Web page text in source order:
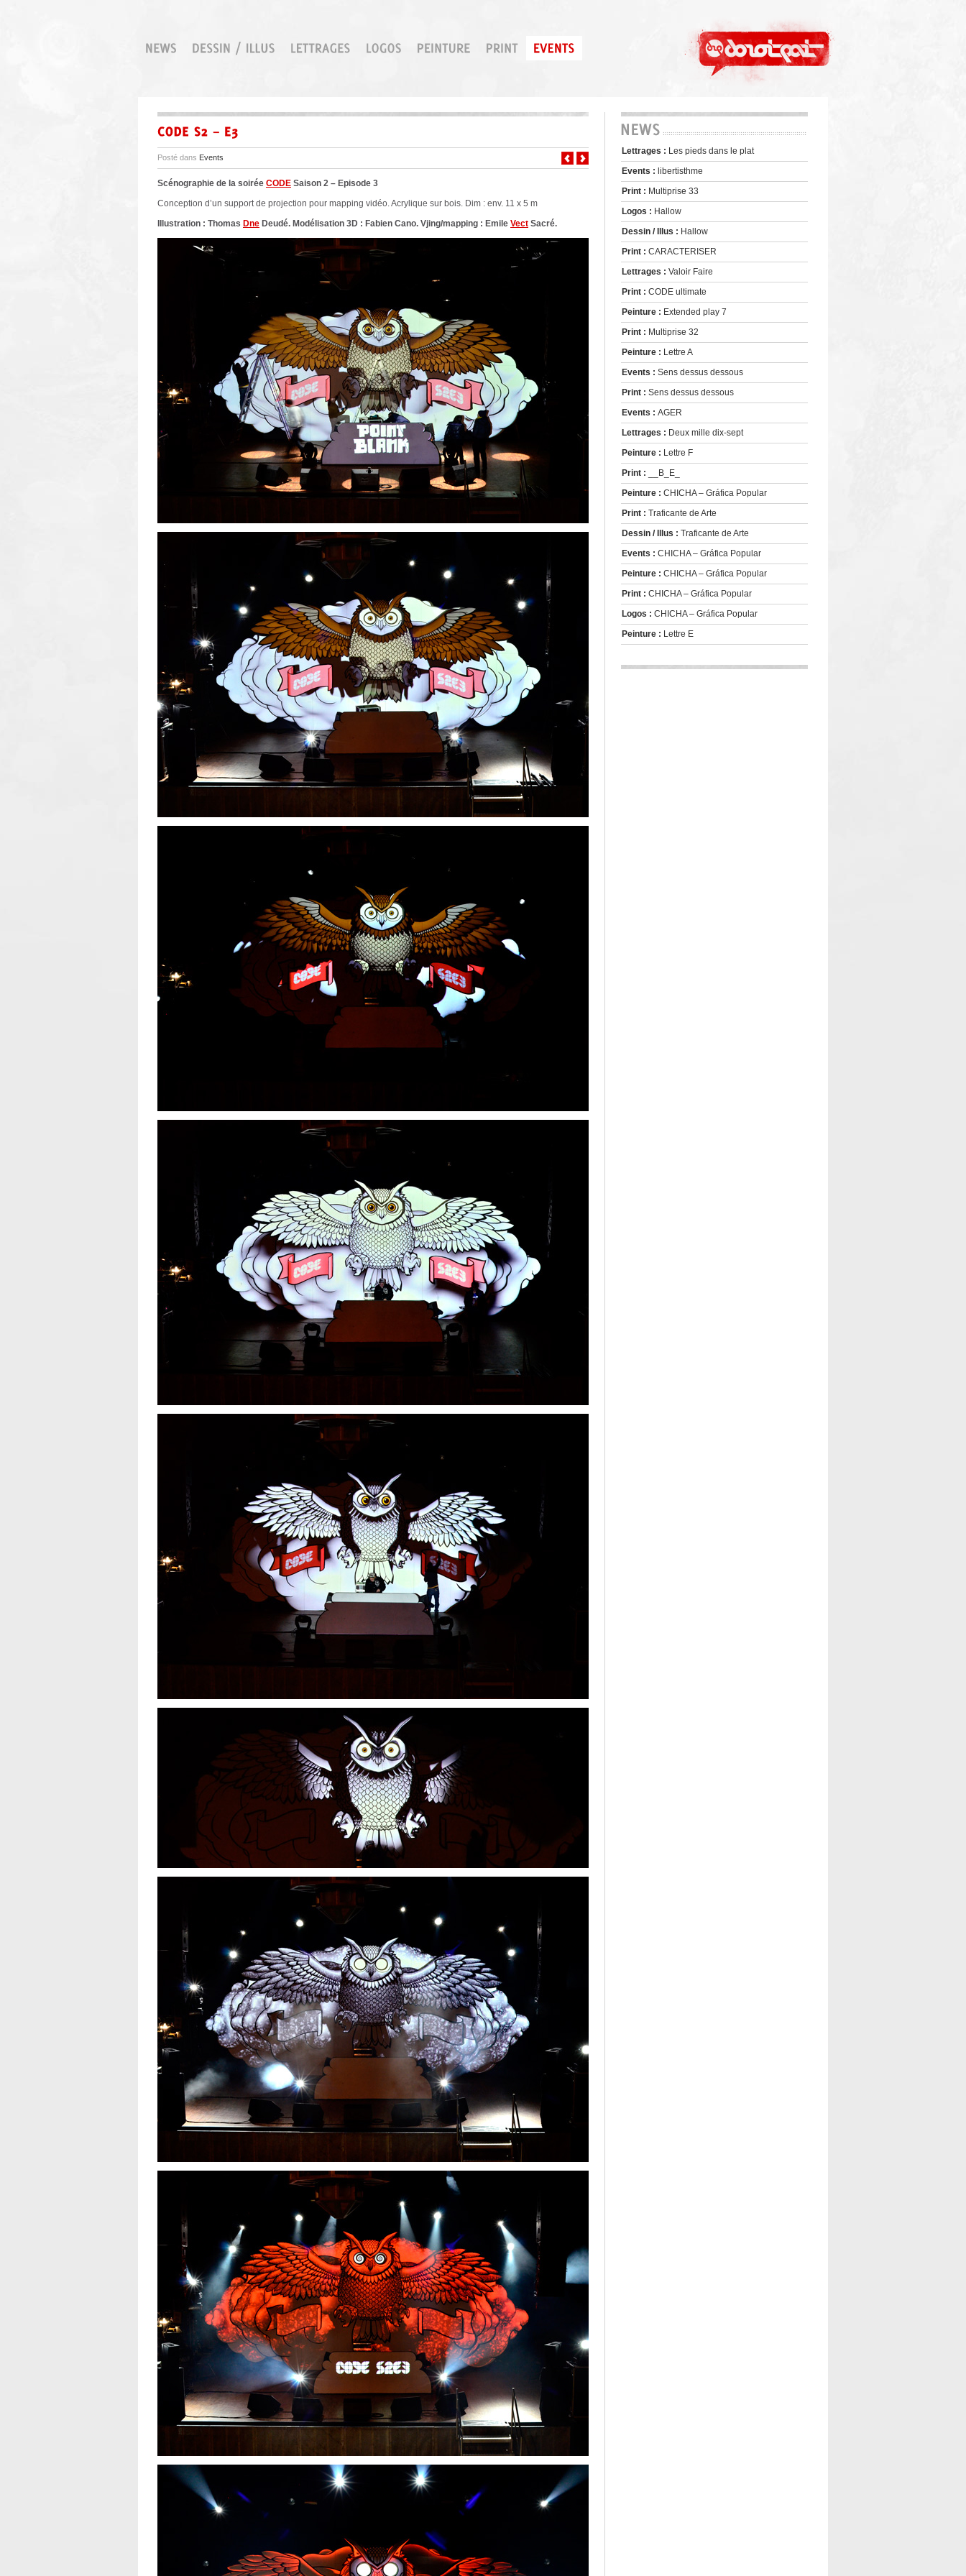
Posté dans Events
Scénographie de la soirée CODE Saison 2 – Episode 3
Conception d’un support de projection pour mapping vidéo. Acrylique sur bois. Dim : env. 11 x 5 m
Illustration : Thomas Dne Deudé. Modélisation 3D : Fabien Cano. Vjing/mapping : Emile Vect Sacré.
Lettrages : Les pieds dans le plat
Events : libertisthme
Print : Multiprise 33
Logos : Hallow
Dessin / Illus : Hallow
Print : CARACTERISER
Lettrages : Valoir Faire
Print : CODE ultimate
Peinture : Extended play 7
Print : Multiprise 32
Peinture : Lettre A
Events : Sens dessus dessous
Print : Sens dessus dessous
Events : AGER
Lettrages : Deux mille dix-sept
Peinture : Lettre F
Print :
__B_E_
Peinture : CHICHA – Gráfica Popular
Print : Traficante de Arte
Dessin / Illus : Traficante de Arte
Events : CHICHA – Gráfica Popular
Peinture : CHICHA – Gráfica Popular
Print : CHICHA – Gráfica Popular
Logos : CHICHA – Gráfica Popular
Peinture : Lettre E